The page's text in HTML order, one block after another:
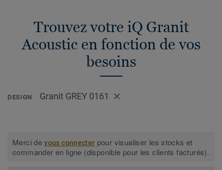
Trouvez votre iQ Granit
Acoustic en fonction de vos
besoins
DESIGN Granit GREY 0161
Merci devous connecter pour visualiser les stocks et
commander en ligne (disponible pour les clients facturés).